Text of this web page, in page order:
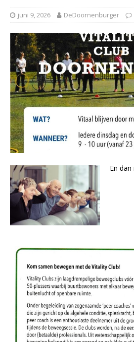
juni 9, 2026 DeDoornenburger
En